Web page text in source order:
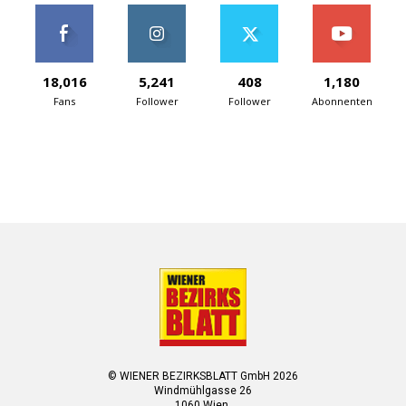
18,016
Fans
5,241
Follower
408
Follower
1,180
Abonnenten
© WIENER BEZIRKSBLATT GmbH 2026
Windmühlgasse 26